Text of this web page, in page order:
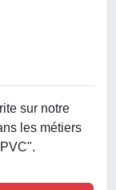
sur notre
les métiers